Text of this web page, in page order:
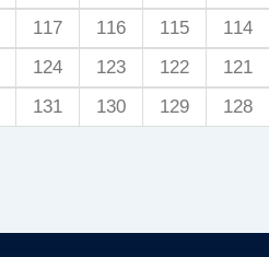
114
115
116
117
121
122
123
124
128
129
130
131